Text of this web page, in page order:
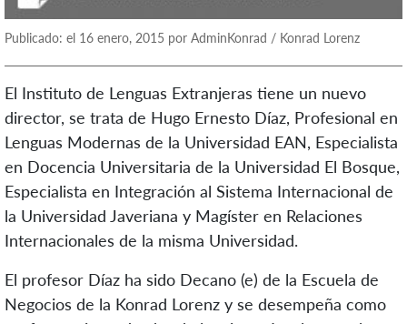
Publicado: el 16 enero, 2015 por AdminKonrad / Konrad Lorenz
El Instituto de Lenguas Extranjeras tiene un nuevo
director, se trata de Hugo Ernesto Díaz, Profesional en
Lenguas Modernas de la Universidad EAN, Especialista
en Docencia Universitaria de la Universidad El Bosque,
Especialista en Integración al Sistema Internacional de
la Universidad Javeriana y Magíster en Relaciones
Internacionales de la misma Universidad.
El profesor Díaz ha sido Decano (e) de la Escuela de
Negocios de la Konrad Lorenz y se desempeña como